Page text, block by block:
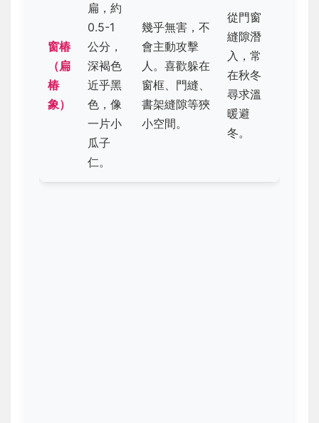
窗椿
（扁
椿
象）
扁，約
0.5-1
公分，
深褐色
近乎黑
色，像
一片小
瓜子
仁。
幾乎無害，不
會主動攻擊
人。喜歡躲在
窗框、門縫、
書架縫隙等狹
小空間。
從門窗
縫隙潛
入，常
在秋冬
尋求溫
暖避
冬。